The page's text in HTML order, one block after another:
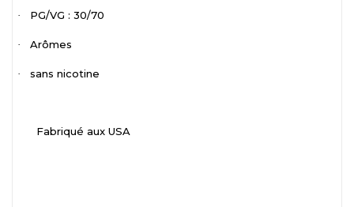
· PG/VG : 30/70
· Arômes
· sans nicotine
Fabriqué aux USA